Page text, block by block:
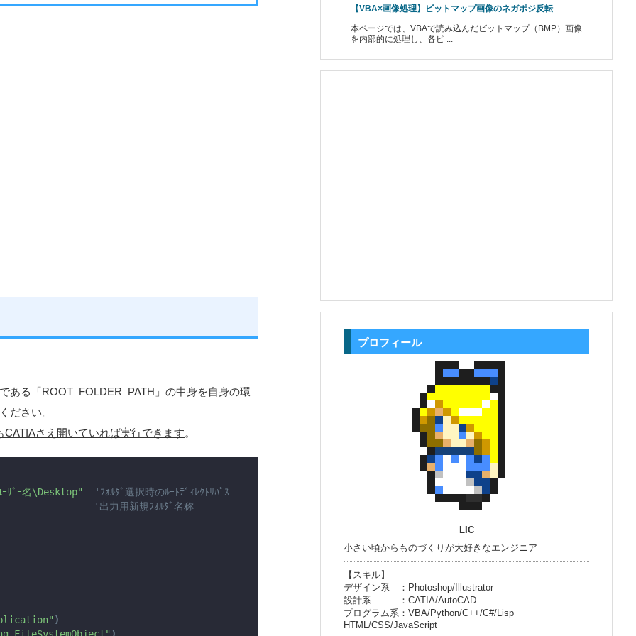
ある「ROOT_FOLDER_PATH」の中身を自身の環
ださい。
さえ開いていれば実行できます。
ｻﾞｰ名\Desktop"
'ﾌｫﾙﾀﾞ選択時のﾙｰﾄﾃﾞｨﾚｸﾄﾘﾊﾟｽ
'出力用新規ﾌｫﾙﾀﾞ名称
)
【VBA×画像処理】ビットマップ画像のネガポジ反転
本ページでは、VBAで読み込んだビットマップ（BMP）画像
を内部的に処理し、各ピ ...
プロフィール
LIC
小さい頃からものづくりが大好きなエンジニア
【スキル】
デザイン系 ：Photoshop/Illustrator
設計系 ：CATIA/AutoCAD
プログラム系：VBA/Python/C++/C#/Lisp
HTML/CSS/JavaScript